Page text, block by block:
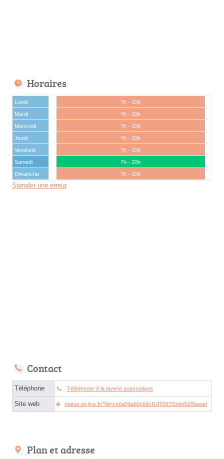
Horaires
Lundi
7h - 20h
Mardi
7h - 20h
Mercredi
7h - 20h
Jeudi
7h - 20h
Vendredi
7h - 20h
Samedi
7h - 20h
Dimanche
7h - 20h
Signaler une erreur
Contact
Téléphone Téléphoner à la laverie automatique
Site web status.wi-line.fr/?id=ce6a09ab0cb9cf14709750de6d38aead
Plan et adresse